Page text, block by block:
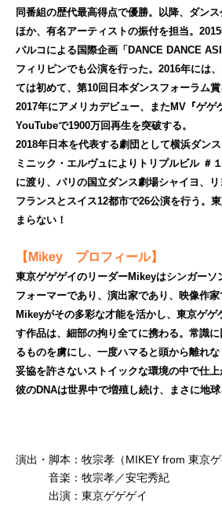
同番組の歴代最高得点で優勝。以降、ダン
ほか、有名アーティストの振付を担当。
パルコによる国際企画「DANCE DANCE
フィリピンでも公演を行った。2016年には
ては初めて、第10回日本ダンスフォーラム賞
2017年にアメリカデビュー、またMV『ゲゲ
YouTubeで1900万回再生を突破する。
2018年日本を代表する劇団として横浜ダン
ミニック・エルヴュによりトリプルビル ＃
に渡り、パリの国立ダンス劇場シャイヨ、
フランスとスイス12都市で26公演を行う。
まらない！
【Mikey プロフィール】
東京ゲゲゲイのリーダーMikeyはシンガーソ
フォーマーであり、演出家であり、映像作家
Mikeyがその多彩な才能を活かし、東京ゲゲ
す作品は、細部の拘り全てに携わる。常識
るものを虜にし、一度ハマると頭から離れな
妥協を許さないストイックな環境の中で仕上
彼のDNAは世界中で増殖し続け、まさに地球
演出・脚本：牧宗孝（MIKEY from 東京ゲ
音楽：牧宗孝／安宅秀紀
出演：東京ゲゲゲイ